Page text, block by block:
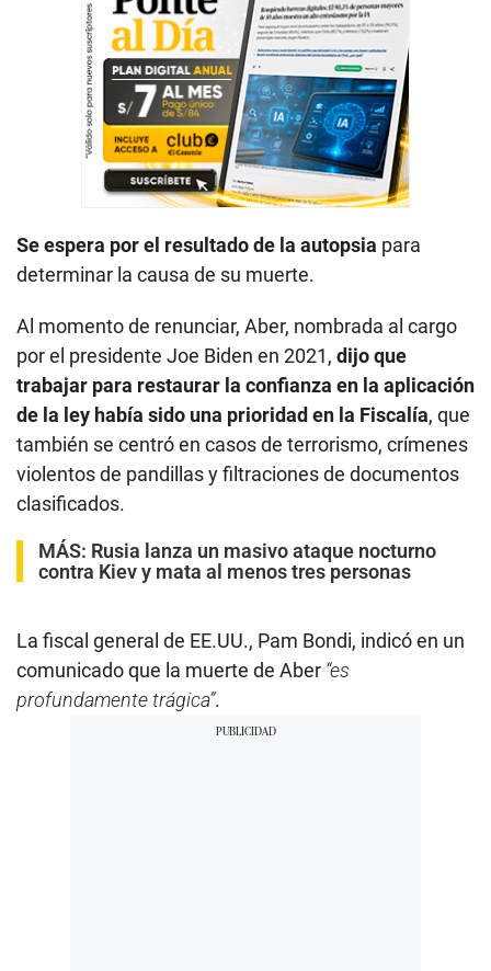
Se espera por el resultado de la autopsia para
determinar la causa de su muerte.
Al momento de renunciar, Aber, nombrada al cargo
por el presidente Joe Biden en 2021, dijo que
trabajar para restaurar la confianza en la aplicación
de la ley había sido una prioridad en la Fiscalía, que
también se centró en casos de terrorismo, crímenes
violentos de pandillas y filtraciones de documentos
clasificados.
MÁS: Rusia lanza un masivo ataque nocturno
contra Kiev y mata al menos tres personas
La fiscal general de EE.UU., Pam Bondi, indicó en un
comunicado que la muerte de Aber “es
profundamente trágica”.